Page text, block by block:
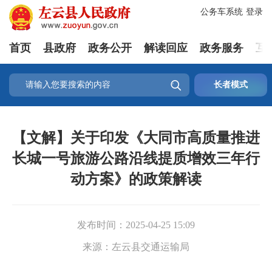
登录
公务车系统
首页 县政府 政务公开 解读回应 政务服务 互
 长者模式
【文解】关于印发《大同市高质量推进
长城一号旅游公路沿线提质增效三年行
动方案》的政策解读
发布时间： 2025-04-25 15:09
来源： 左云县交通运输局